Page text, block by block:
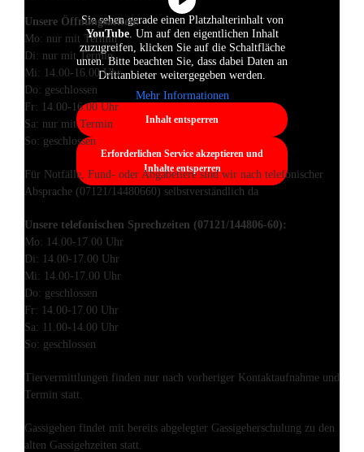
Sie sehen gerade einen Platzhalterinhalt von
YouTube. Um auf den eigentlichen Inhalt
zuzugreifen, klicken Sie auf die Schaltfläche
unten. Bitte beachten Sie, dass dabei Daten an
Drittanbieter weitergegeben werden.
Mehr Informationen
Inhalt entsperren
Erforderlichen Service akzeptieren und
Inhalte entsperren
Unsere Öffnungszeiten:
Mo: nur mit Termin
Di: nur mit Termin
Mi: 14.00-16.00 Uhr
Do: geschlossen
Fr: 14.00-16.00 Uhr
Sa: nur mit Termin
So: geschlossen
Für Notfälle, Fund- oder Abgabetiere sind wir nach telefonischer
Absprache (07121/14480660) selbstverständlich da
Unsere telefonischen Sprechzeiten (07121/144806-60):
Mo: 14.00-17.00 Uhr
Di: 14.00-17.00 Uhr
Mi: 14.00-17.00 Uhr
Do: geschlossen
Fr: 14.00-17.00 Uhr
Sa: 11.00-14.00 Uhr
So: geschlossen
Tiervermittlungen finden nur nach vorheriger Kontaktaufnahme und
Termin statt.
Gassigehen findet mit bereits abgelegter Gassigeherschulung zu den
alten Gassigehzeiten statt.